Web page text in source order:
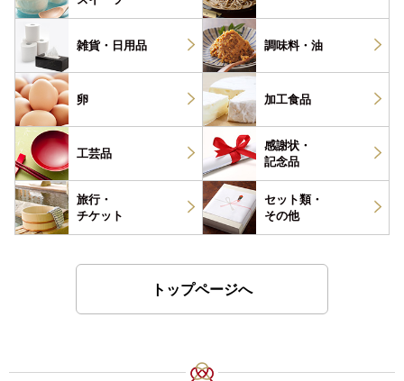
雑貨・ 日用品 調味料・ 油
卵 加工食品
工芸品
感謝状・
記念品
旅行・
チケット
セット類・
その他
トップページへ